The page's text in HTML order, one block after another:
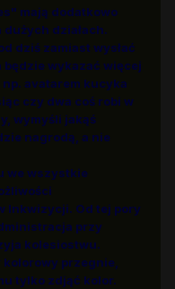
mają dodatkowo
działach.
dziś zamiast wysłać
wykazać więcej
avatarem kucyka
czy dwa coś robi w
wymyśli jakąś
nagrodą, a nie
we wszystkie
Inkwizycji. Od tej pory
przy
kolesiostwu.
przegnie,
tylko zdjąć kolor.